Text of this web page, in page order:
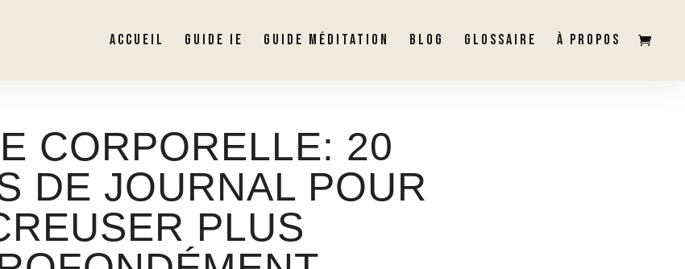
ACCUEIL GUIDE IE GUIDE MÉDITATION BLOG GLOSSAIRE À PROPOS
CORPORELLE: 20
DE JOURNAL POUR
PLUS